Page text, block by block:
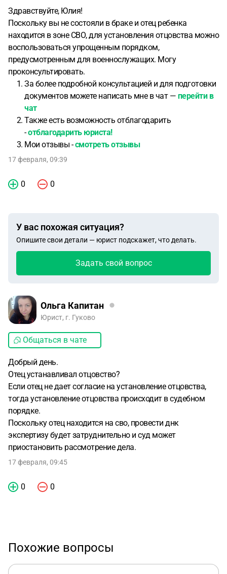
Здравствуйте, Юлия!
Поскольку вы не состояли в браке и отец ребенка
находится в зоне СВО, для установления отцовства можно
воспользоваться упрощенным порядком,
предусмотренным для военнослужащих. Могу
проконсультировать.
За более подробной консультацией и для подготовки
документов можете написать мне в чат — перейти в
чат
Также есть возможность отблагодарить
-отблагодарить юриста!
Мои отзывы -смотреть отзывы
17 февраля, 09:39
0 0
У вас похожая ситуация?
Опишите свои детали — юрист подскажет, что делать.
Задать свой вопрос
Ольга Капитан
Юрист, г. Гуково
Общаться в чате
Добрый день.
Отец устанавливал отцовство?
Если отец не дает согласие на установление отцовства,
тогда установление отцовства происходит в судебном
порядке.
Поскольку отец находится на сво, провести днк
экспертизу будет затруднительно и суд может
приостановить рассмотрение дела.
17 февраля, 09:45
0 0
Похожие вопросы